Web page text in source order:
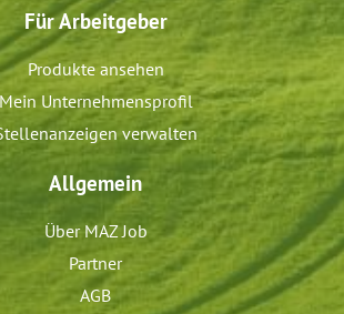
Für Arbeitgeber
Produkte ansehen
Mein Unternehmensprofil
verwalten
Allgemein
Über MAZ Job
Partner
AGB